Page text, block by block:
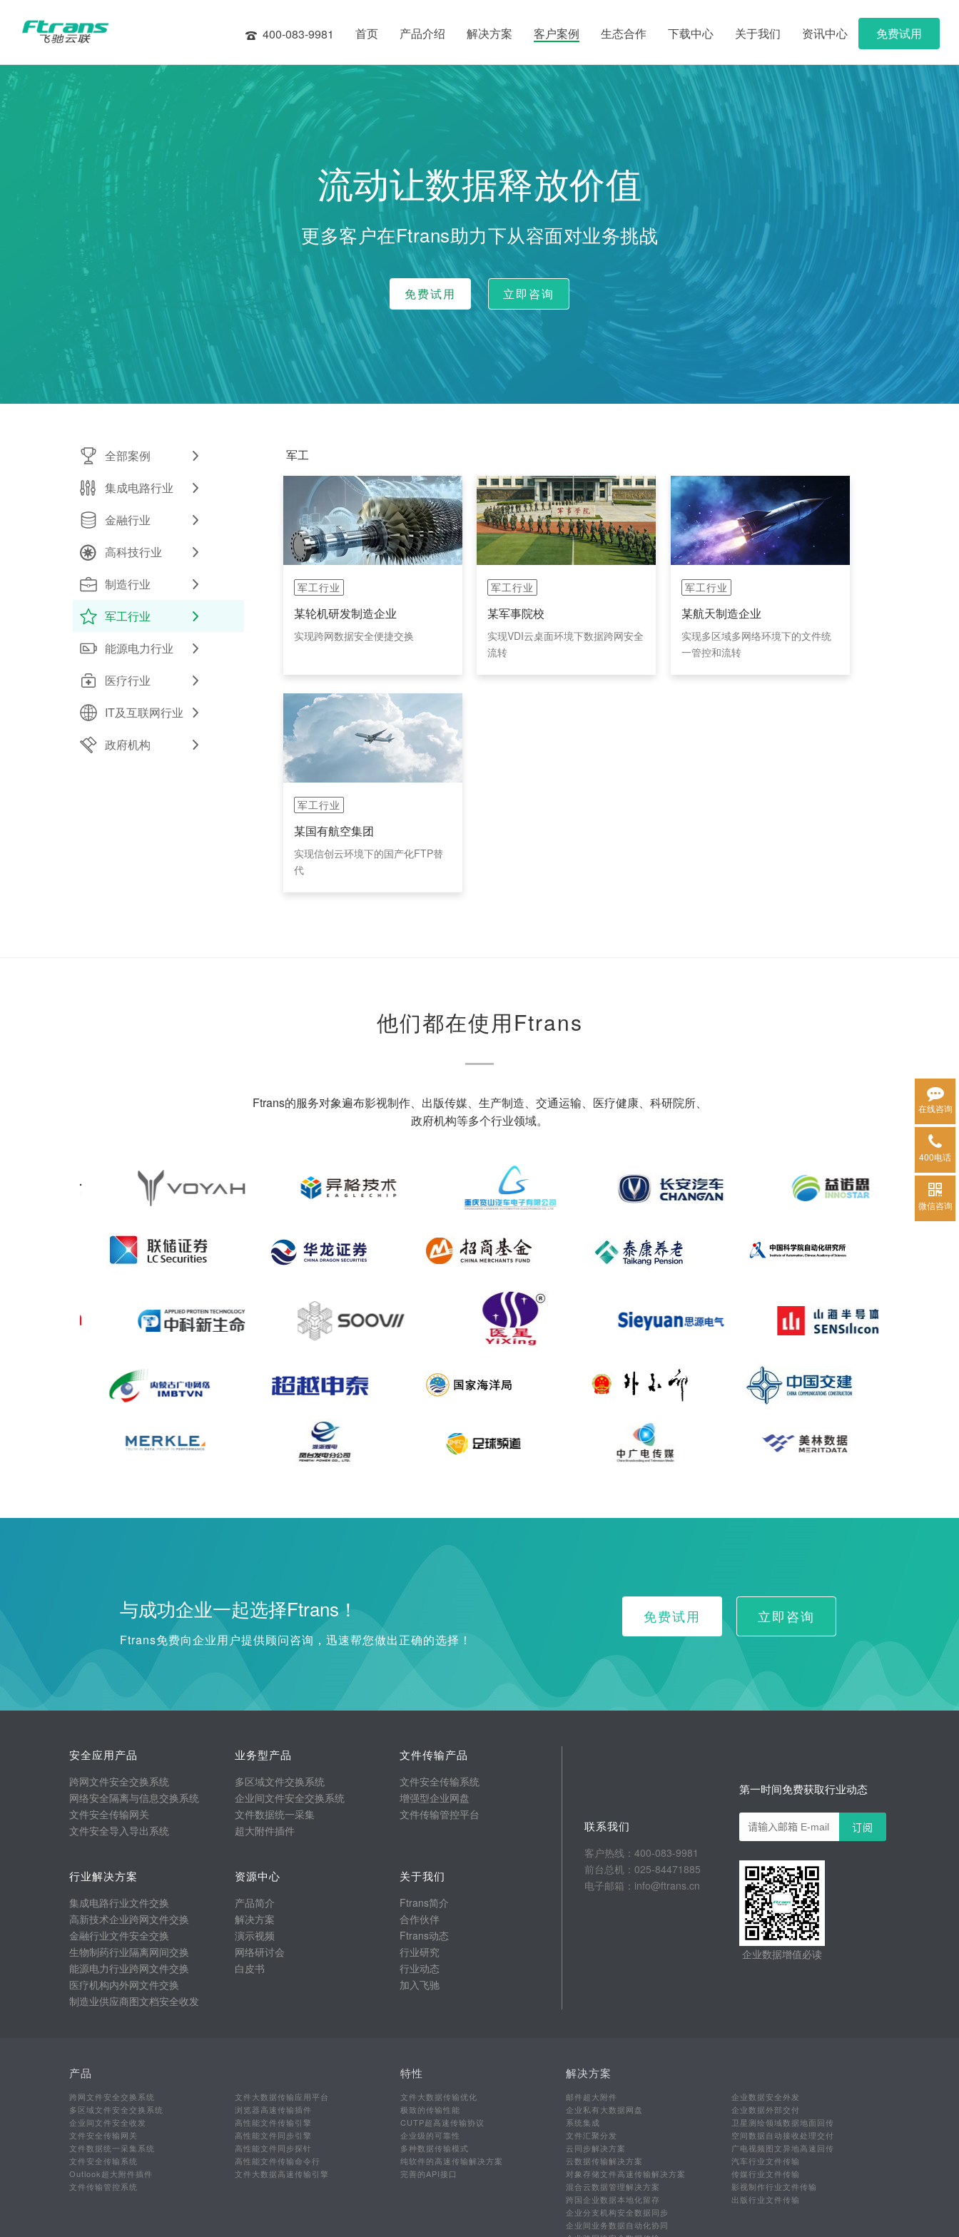
400-083-9981 首页 产品介绍 解决方案 客户案例 生态合作 下载中心 关于我们 资讯中心 免费试用
流动让数据释放价值
更多客户在Ftrans助力下从容面对业务挑战
免费试用 立即咨询
全部案例
集成电路行业
金融行业
高科技行业
制造行业
军工行业
能源电力行业
医疗行业
IT及互联网行业
政府机构
军工
军工行业
某轮机研发制造企业
实现跨网数据安全便捷交换
军工行业
某军事院校
实现VDI云桌面环境下数据跨网安全
流转
军工行业
某航天制造企业
实现多区域多网络环境下的文件统
一管控和流转
军工行业
某国有航空集团
实现信创云环境下的国产化FTP替
代
他们都在使用Ftrans
Ftrans的服务对象遍布影视制作、出版传媒、生产制造、交通运输、医疗健康、科研院所、
政府机构等多个行业领域。
与成功企业一起选择Ftrans！
Ftrans免费向企业用户提供顾问咨询，迅速帮您做出正确的选择！
免费试用 立即咨询
在线咨询
400电话
微信咨询
安全应用产品
跨网文件安全交换系统
网络安全隔离与信息交换系统
文件安全传输网关
文件安全导入导出系统
业务型产品
多区域文件交换系统
企业间文件安全交换系统
文件数据统一采集
超大附件插件
文件传输产品
文件安全传输系统
增强型企业网盘
文件传输管控平台
行业解决方案
集成电路行业文件交换
高新技术企业跨网文件交换
金融行业文件安全交换
生物制药行业隔离网间交换
能源电力行业跨网文件交换
医疗机构内外网文件交换
制造业供应商图文档安全收发
资源中心
产品简介
解决方案
演示视频
网络研讨会
白皮书
关于我们
Ftrans简介
合作伙伴
Ftrans动态
行业研究
行业动态
加入飞驰
联系我们
客户热线：400-083-9981
前台总机：025-84471885
电子邮箱：info@ftrans.cn
第一时间免费获取行业动态
企业数据增值必读
产品
跨网文件安全交换系统
多区域文件安全交换系统
企业间文件安全收发
文件安全传输网关
文件数据统一采集系统
文件安全传输系统
Outlook超大附件插件
文件传输管控系统
文件大数据传输应用平台
浏览器高速传输插件
高性能文件传输引擎
高性能文件同步引擎
高性能文件同步探针
高性能文件传输命令行
文件大数据高速传输引擎
特性
文件大数据传输优化
极致的传输性能
CUTP超高速传输协议
企业级的可靠性
多种数据传输模式
纯软件的高速传输解决方案
完善的API接口
解决方案
邮件超大附件
企业私有大数据网盘
系统集成
文件汇聚分发
云同步解决方案
云数据传输解决方案
对象存储文件高速传输解决方案
混合云数据管理解决方案
跨国企业数据本地化留存
企业分支机构安全数据同步
企业间业务数据自动化协同
企业数据安全外发
企业数据外部交付
卫星测绘领域数据地面回传
空间数据自动接收处理交付
广电视频图文异地高速回传
汽车行业文件传输
传媒行业文件传输
影视制作行业文件传输
出版行业文件传输